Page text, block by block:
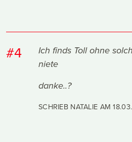
#4
Ich finds Toll ohne
niete
danke..?
SCHRIEB NATALIE AM